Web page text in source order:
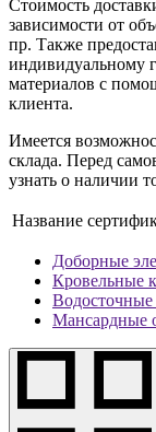
Стоимость
зависимости от
пр. Также
индивидуальному
материалов с
клиента.
Имеется
склада. Перед
узнать о наличии
Название
Доборные
Кровельные
Мансардные